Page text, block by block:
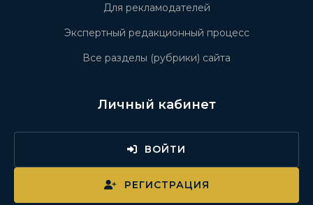
Для рекламодателей
Экспертный редакционный процесс
Все разделы (рубрики) сайта
Личный кабинет
ВОЙТИ
РЕГИСТРАЦИЯ